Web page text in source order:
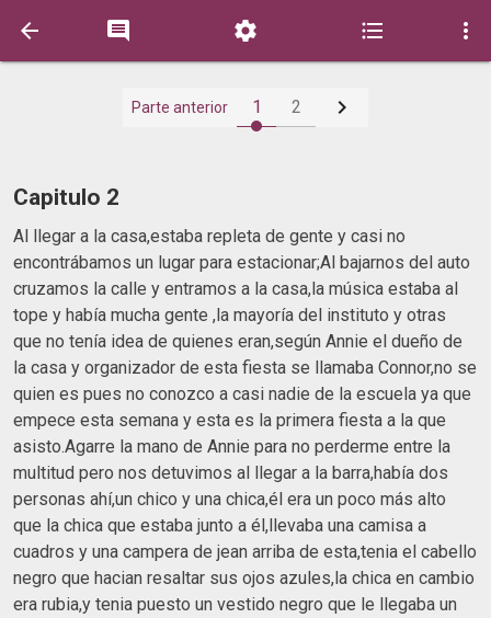
    
Parte anterior 1 2 
Capitulo 2
Al llegar a la casa,estaba repleta de gente y casi no
encontrábamos un lugar para estacionar;Al bajarnos del auto
cruzamos la calle y entramos a la casa,la música estaba al
tope y había mucha gente ,la mayoría del instituto y otras
que no tenía idea de quienes eran,según Annie el dueño de
la casa y organizador de esta fiesta se llamaba Connor,no se
quien es pues no conozco a casi nadie de la escuela ya que
empece esta semana y esta es la primera fiesta a la que
asisto.Agarre la mano de Annie para no perderme entre la
multitud pero nos detuvimos al llegar a la barra,había dos
personas ahí,un chico y una chica,él era un poco más alto
que la chica que estaba junto a él,llevaba una camisa a
cuadros y una campera de jean arriba de esta,tenia el cabello
negro que hacian resaltar sus ojos azules,la chica en cambio
era rubia,y tenia puesto un vestido negro que le llegaba un